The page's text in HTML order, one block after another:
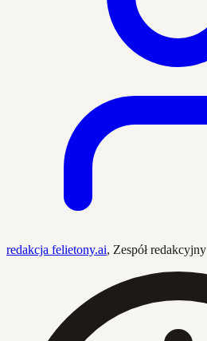
redakcja felietony.ai, Zespół redakcyjny